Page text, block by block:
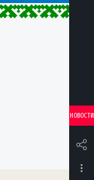
НОВОСТИ